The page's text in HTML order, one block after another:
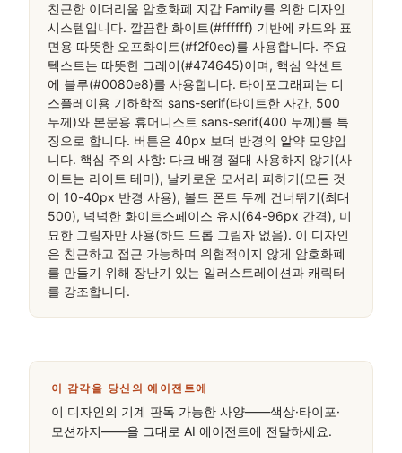
친근한 이더리움 암호화폐 지갑 Family를 위한 디자인
시스템입니다. 깔끔한 화이트(#ffffff) 기반에 카드와 표
면용 따뜻한 오프화이트(#f2f0ec)를 사용합니다. 주요
텍스트는 따뜻한 그레이(#474645)이며, 핵심 악센트
에 블루(#0080e8)를 사용합니다. 타이포그래피는 디
스플레이용 기하학적 sans-serif(타이트한 자간, 500
두께)와 본문용 휴머니스트 sans-serif(400 두께)를 특
징으로 합니다. 버튼은 40px 보더 반경의 알약 모양입
니다. 핵심 주의 사항: 다크 배경 절대 사용하지 않기(사
이트는 라이트 테마), 날카로운 모서리 피하기(모든 것
이 10-40px 반경 사용), 볼드 폰트 두께 건너뛰기(최대
500), 넉넉한 화이트스페이스 유지(64-96px 간격), 미
묘한 그림자만 사용(하드 드롭 그림자 없음). 이 디자인
은 친근하고 접근 가능하며 위협적이지 않게 암호화폐
를 만들기 위해 장난기 있는 일러스트레이션과 캐릭터
를 강조합니다.
이 감각을 당신의 에이전트에
이 디자인의 기계 판독 가능한 사양——색상·타이포·
모션까지——을 그대로 AI 에이전트에 전달하세요.